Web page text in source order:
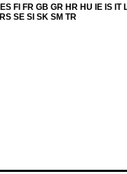
FI FR GB GR HR HU IE IS IT
SE SI SK SM TR